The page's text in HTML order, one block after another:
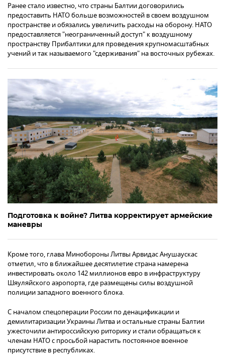
Ранее стало известно, что страны Балтии договорились
предоставить НАТО больше возможностей в своем воздушном
пространстве и обязались увеличить расходы на оборону. НАТО
предоставляется "неограниченный доступ" к воздушному
пространству Прибалтики для проведения крупномасштабных
учений и так называемого "сдерживания" на восточных рубежах.
Подготовка к войне? Литва корректирует армейские
маневры
Кроме того, глава Минобороны Литвы Арвидас Анушаускас
отметил, что в ближайшее десятилетие страна намерена
инвестировать около 142 миллионов евро в инфраструктуру
Шяуляйского аэропорта, где размещены силы воздушной
полиции западного военного блока.
С началом спецоперации России по денацификации и
демилитаризации Украины Литва и остальные страны Балтии
ужесточили антироссийскую риторику и стали обращаться к
членам НАТО с просьбой нарастить постоянное военное
присутствие в республиках.